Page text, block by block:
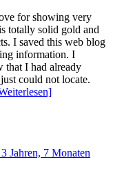
for showing very
totally solid gold and
I saved this web blog
information. I
that I had already
could not locate.
Jahren, 7 Monaten